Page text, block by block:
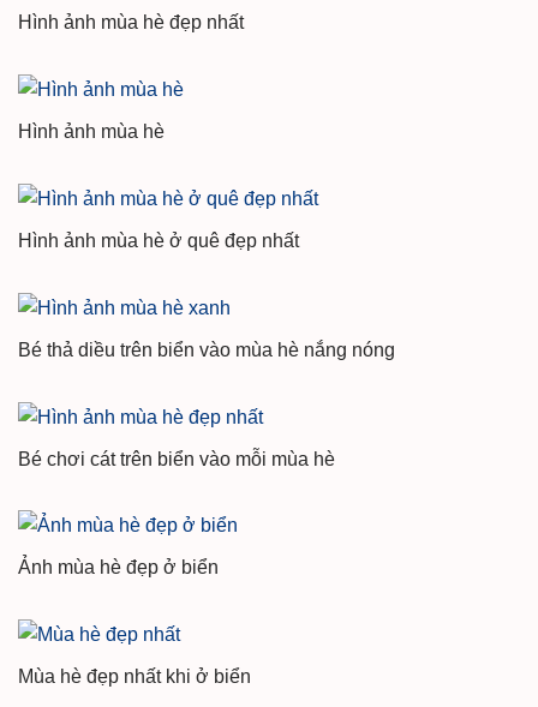
Hình ảnh mùa hè đẹp nhất
Hình ảnh mùa hè
Hình ảnh mùa hè ở quê đẹp nhất
Bé thả diều trên biển vào mùa hè nắng nóng
Bé chơi cát trên biển vào mỗi mùa hè
Ảnh mùa hè đẹp ở biển
Mùa hè đẹp nhất khi ở biển